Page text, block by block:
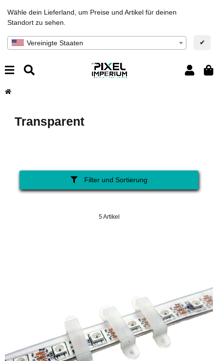
Wähle dein Lieferland, um Preise und Artikel für deinen
Standort zu sehen.
Vereinigte Staaten ✔
Transparent
Filter und Sortierung
5 Artikel